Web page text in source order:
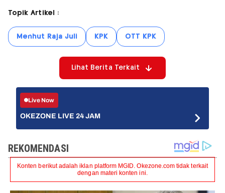
Topik Artikel :
Menhut Raja Juli KPK OTT KPK
Lihat Berita Terkait
Live Now
OKEZONE LIVE 24 JAM